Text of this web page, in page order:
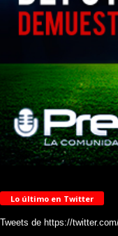
Lo último en Twitter
Tweets de https://